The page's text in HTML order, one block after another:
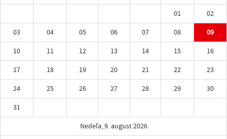
01
02
03
04 05 06 07 08
09
10
11 12 13 14 15
16
17
18 19 20 21 22
23
24
25 26 27 28 29
30
31
Nedeľa, 9. august 2026